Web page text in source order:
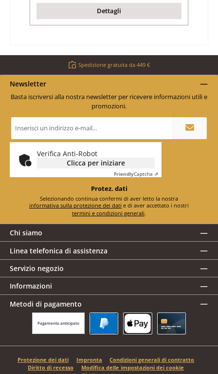
Dettagli
Spedizione gratuita da 449 €
Newsletter
Basta iscriversi alla nostra newsletter per ricevere informazioni utili e
promozioni.
*
Verifica Anti-Robot
Clicca per iniziare
FriendlyCaptcha ⇗
Protez. dati
informativa sulla protezione dei dati
termini e condizioni generali.
Chi siamo
Linea telefonica di assistenza
Servizio negozio
Informazioni
Metodi di pagamento
Pagamento anticipato
Protezione dei dati Impronta
Condizioni generali di contratto
Diritto di recesso
Modifica delle impostazioni dei cookie